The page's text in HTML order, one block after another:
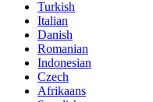
Turkish
Italian
Danish
Romanian
Indonesian
Czech
Afrikaans